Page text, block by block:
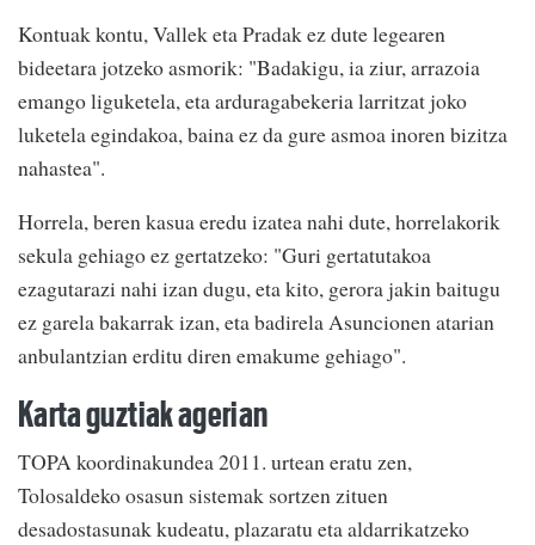
Kontuak kontu, Vallek eta Pradak ez dute legearen
bideetara jotzeko asmorik: "Badakigu, ia ziur, arrazoia
emango liguketela, eta arduragabekeria larritzat joko
luketela egindakoa, baina ez da gure asmoa inoren bizitza
nahastea".
Horrela, beren kasua eredu izatea nahi dute, horrelakorik
sekula gehiago ez gertatzeko: "Guri gertatutakoa
ezagutarazi nahi izan dugu, eta kito, gerora jakin baitugu
ez garela bakarrak izan, eta badirela Asuncionen atarian
anbulantzian erditu diren emakume gehiago".
Karta guztiak agerian
TOPA koordinakundea 2011. urtean eratu zen,
Tolosaldeko osasun sistemak sortzen zituen
desadostasunak kudeatu, plazaratu eta aldarrikatzeko